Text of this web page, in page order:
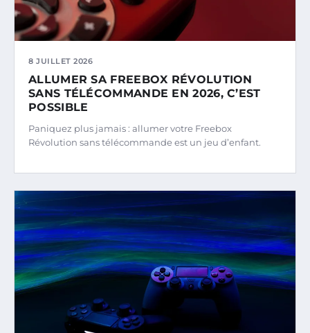
8 JUILLET 2026
ALLUMER SA FREEBOX RÉVOLUTION
SANS TÉLÉCOMMANDE EN 2026, C’EST
POSSIBLE
Paniquez plus jamais : allumer votre Freebox
Révolution sans télécommande est un jeu d’enfant.